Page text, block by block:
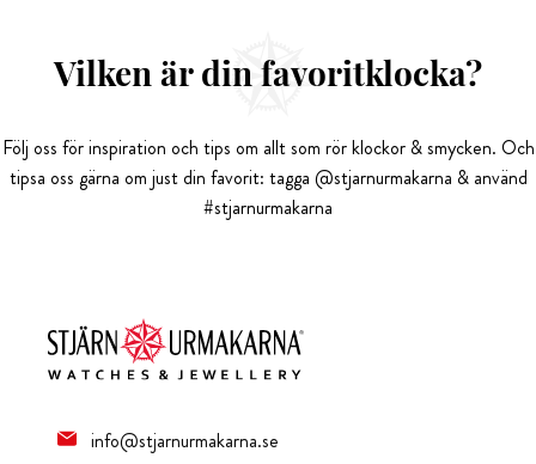
Vilken är din favoritklocka?
Följ oss för inspiration och tips om allt som rör klockor & smycken. Och
tipsa oss gärna om just din favorit: tagga @stjarnurmakarna & använd
#stjarnurmakarna
info@stjarnurmakarna.se